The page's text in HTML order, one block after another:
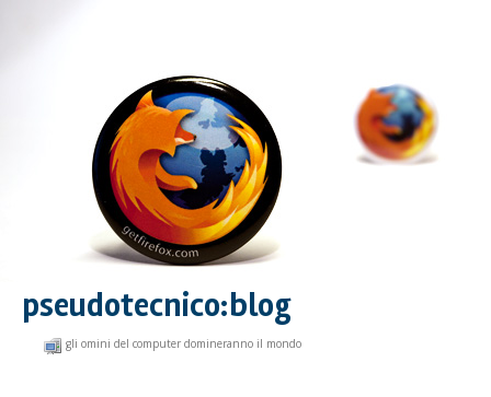
pseudotecnico:blog
gli omini del computer domineranno il mondo